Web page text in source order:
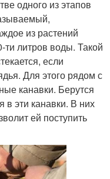
одного из этапов
из растений
литров воды. Такой
если
Для этого рядом с
канавки. Берутся
в эти канавки. В них
ей поступить